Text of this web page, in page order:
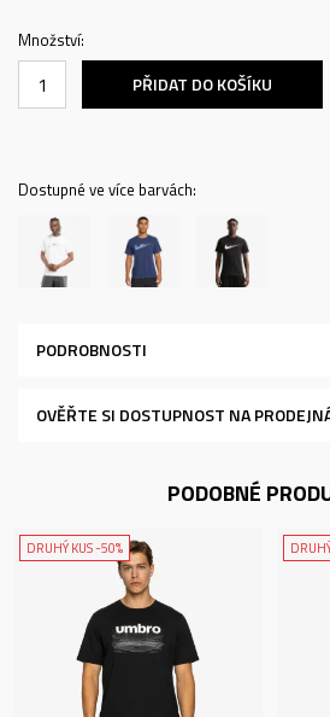
Množství:
PŘIDAT DO KOŠÍKU
Dostupné ve více barvách:
PODROBNOSTI
OVĚŘTE SI DOSTUPNOST NA
PODOBNÉ
DRUHÝ KUS -50%